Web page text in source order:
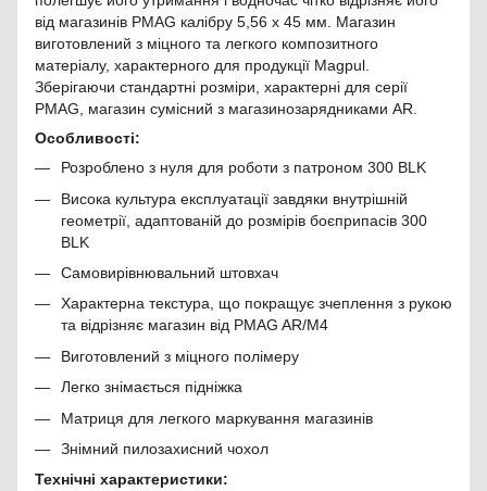
від магазинів PMAG калібру 5,56 x 45 мм. Магазин
виготовлений з міцного та легкого композитного
матеріалу, характерного для продукції Magpul.
Зберігаючи стандартні розміри, характерні для серії
PMAG, магазин сумісний з магазинозарядниками AR.
Особливості:
Розроблено з нуля для роботи з патроном 300 BLK
Висока культура експлуатації завдяки внутрішній
геометрії, адаптованій до розмірів боєприпасів 300
BLK
Самовирівнювальний штовхач
Характерна текстура, що покращує зчеплення з рукою
та відрізняє магазин від PMAG AR/M4
Виготовлений з міцного полімеру
Легко знімається підніжка
Матриця для легкого маркування магазинів
Знімний пилозахисний чохол
Технічні характеристики: